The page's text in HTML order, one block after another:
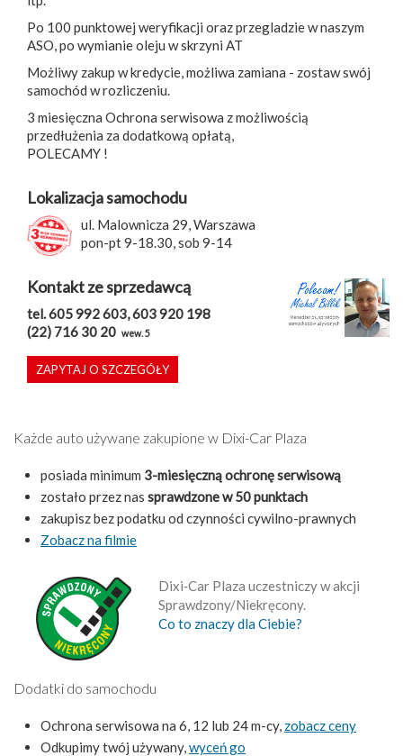
Po 100 punktowej weryfikacji oraz przegladzie w naszym
ASO, po wymianie oleju w skrzyni AT
Możliwy zakup w kredycie, możliwa zamiana - zostaw swój
samochód w rozliczeniu.
3 miesięczna Ochrona serwisowa z możliwością
przedłużenia za dodatkową opłatą,
POLECAMY !
Lokalizacja samochodu
ul. Malownicza 29, Warszawa
pon-pt 9-18.30, sob 9-14
Kontakt ze sprzedawcą
tel. 605 992 603, 603 920 198
(22) 716 30 20 wew. 5
ZAPYTAJ O SZCZEGÓŁY
Każde auto używane zakupione w Dixi-Car Plaza
posiada minimum 3-miesięczną ochronę serwisową
zostało przez nas sprawdzone w 50 punktach
zakupisz bez podatku od czynności cywilno-prawnych
Zobacz na filmie
Dixi‑Car Plaza uczestniczy w akcji
Sprawdzony/Niekręcony.
Co to znaczy dla Ciebie?
Dodatki do samochodu
Ochrona serwisowa na 6, 12 lub 24 m-cy, zobacz ceny
Odkupimy twój używany,wyceń go